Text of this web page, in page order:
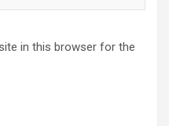
in this browser for the